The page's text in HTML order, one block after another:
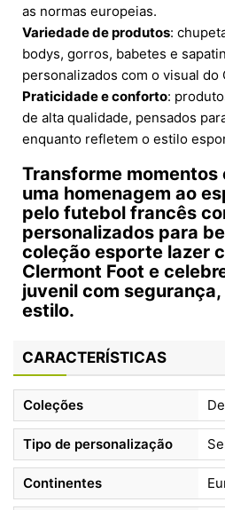
as normas europeias.
Variedade de produtos:
bodys, gorros, babetes e
personalizados com o visual do
Praticidade e conforto:
de alta qualidade, pensados
enquanto refletem o estilo
Transforme momentos
uma homenagem ao
pelo futebol francês
personalizados para
coleção esporte lazer
Clermont Foot e
juvenil com
estilo.
CARACTERÍSTICAS
Coleções
Tipo de personalização
Continentes